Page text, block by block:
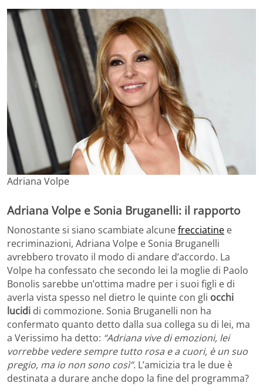
Adriana Volpe
Adriana Volpe e Sonia Bruganelli: il rapporto
Nonostante si siano scambiate alcunefrecciatine e
recriminazioni, Adriana Volpe e Sonia Bruganelli
avrebbero trovato il modo di andare d’accordo. La
Volpe ha confessato che secondo lei la moglie di Paolo
Bonolis sarebbe un’ottima madre per i suoi figli e di
averla vista spesso nel dietro le quinte con gli occhi
lucidi di commozione. Sonia Bruganelli non ha
confermato quanto detto dalla sua collega su di lei, ma
a Verissimo ha detto: “Adriana vive di emozioni, lei
vorrebbe vedere sempre tutto rosa e a cuori, è un suo
pregio, ma io non sono così”. L’amicizia tra le due è
destinata a durare anche dopo la fine del programma?